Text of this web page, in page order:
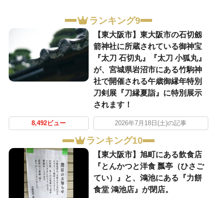
ランキング9
【東大阪市】東大阪市の石切劔
箭神社に所蔵されている御神宝
『太刀 石切丸』『太刀 小狐丸』
が、宮城県岩沼市にある竹駒神
社で開催される午歳御縁年特別
刀剣展『刀縁夏詣』に特別展示
されます！
8,492ビュー 2026年7月18日(土)の記事
ランキング10
【東大阪市】旭町にある飲食店
『とんかつと洋食 瓢亭（ひさご
てい）』と、鴻池にある『力餅
食堂 鴻池店』が閉店。